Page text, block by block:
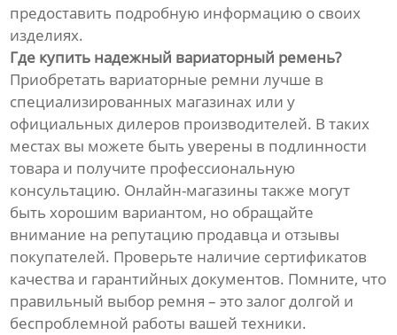
предоставить подробную информацию о своих
изделиях.
Где купить надежный вариаторный ремень?
Приобретать вариаторные ремни лучше в
специализированных магазинах или у
официальных дилеров производителей. В таких
местах вы можете быть уверены в подлинности
товара и получите профессиональную
консультацию. Онлайн-магазины также могут
быть хорошим вариантом, но обращайте
внимание на репутацию продавца и отзывы
покупателей. Проверьте наличие сертификатов
качества и гарантийных документов. Помните, что
правильный выбор ремня – это залог долгой и
беспроблемной работы вашей техники.